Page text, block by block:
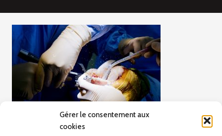
Gérer le consentement aux
cookies